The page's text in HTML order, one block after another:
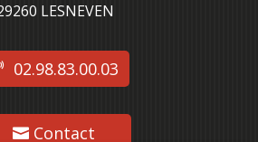
LESNEVEN
02.98.83.00.03
Contact